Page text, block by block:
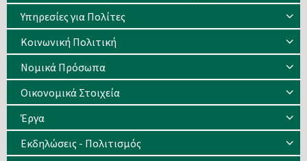
Υπηρεσίες για Πολίτες
Κοινωνική Πολιτική
Νομικά Πρόσωπα
Οικονομικά Στοιχεία
Έργα
Εκδηλώσεις - Πολιτισμός